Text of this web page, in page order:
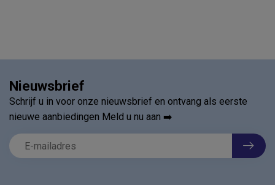
Nieuwsbrief
Schrijf u in voor onze nieuwsbrief en ontvang als eerste
nieuwe aanbiedingen Meld u nu aan ➡️